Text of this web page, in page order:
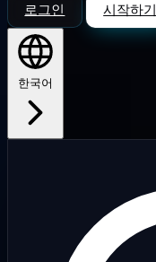
로그인 시작하기
한국어